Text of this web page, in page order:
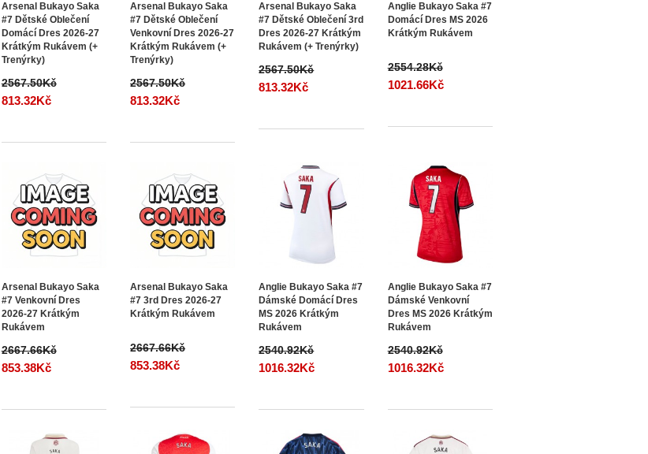
Arsenal Bukayo Saka
#7 Dětské Oblečení
Domácí Dres 2026-27
Krátkým Rukávem (+
Trenýrky)
2567.50Kč
813.32Kč
Arsenal Bukayo Saka
#7 Dětské Oblečení
Venkovní Dres 2026-27
Krátkým Rukávem (+
Trenýrky)
2567.50Kč
813.32Kč
Arsenal Bukayo Saka
#7 Dětské Oblečení 3rd
Dres 2026-27 Krátkým
Rukávem (+ Trenýrky)
2567.50Kč
813.32Kč
Anglie Bukayo Saka #7
Domácí Dres MS 2026
Krátkým Rukávem
2554.28Kč
1021.66Kč
Arsenal Bukayo Saka
#7 Venkovní Dres
2026-27 Krátkým
Rukávem
2667.66Kč
853.38Kč
Arsenal Bukayo Saka
#7 3rd Dres 2026-27
Krátkým Rukávem
2667.66Kč
853.38Kč
Anglie Bukayo Saka #7
Dámské Domácí Dres
MS 2026 Krátkým
Rukávem
2540.92Kč
1016.32Kč
Anglie Bukayo Saka #7
Dámské Venkovní
Dres MS 2026 Krátkým
Rukávem
2540.92Kč
1016.32Kč